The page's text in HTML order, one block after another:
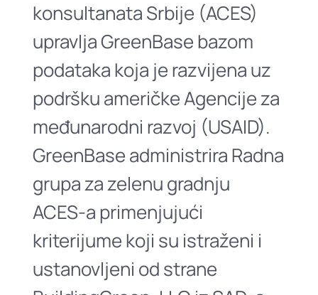
konsultanata Srbije (ACES)
upravlja GreenBase bazom
podataka koja je razvijena uz
podršku američke Agencije za
međunarodni razvoj (USAID).
GreenBase administrira Radna
grupa za zelenu gradnju
ACES-a primenjujući
kriterijume koji su istraženi i
ustanovljeni od strane